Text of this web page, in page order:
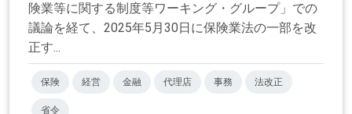
険業等に関する制度等ワーキング・グループ」での
議論を経て、2025年5月30日に保険業法の一部を改
正す...
保険 経営 金融 代理店 事務 法改正
省令